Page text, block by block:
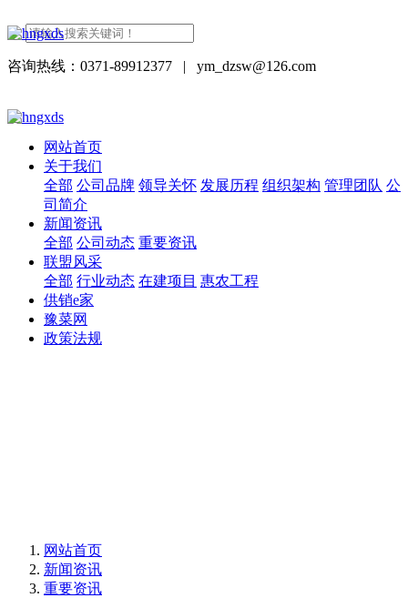
咨询热线：0371-89912377 | ym_dzsw@126.com
网站首页
关于我们
全部 公司品牌 领导关怀 发展历程 组织架构 管理团队 公
司简介
新闻资讯
全部 公司动态 重要资讯
联盟风采
全部 行业动态 在建项目 惠农工程
供销e家
豫菜网
政策法规
网站首页
新闻资讯
重要资讯